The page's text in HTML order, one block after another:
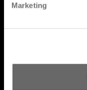
MarketingGo back